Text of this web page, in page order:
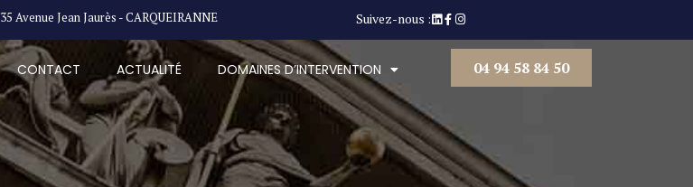
35 Avenue Jean Jaurès - CARQUEIRANNE Suivez-nous :
CONTACT ACTUALITÉ DOMAINES D’INTERVENTION 04 94 58 84 50